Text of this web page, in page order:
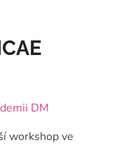
DM
workshop ve